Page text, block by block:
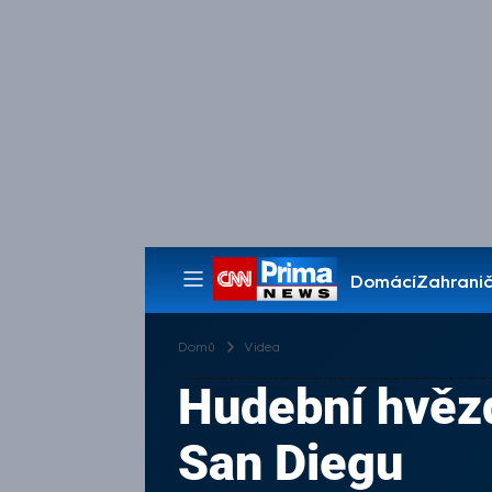
Domácí
Pořady
Domů Videa
Hudební
San Diegu